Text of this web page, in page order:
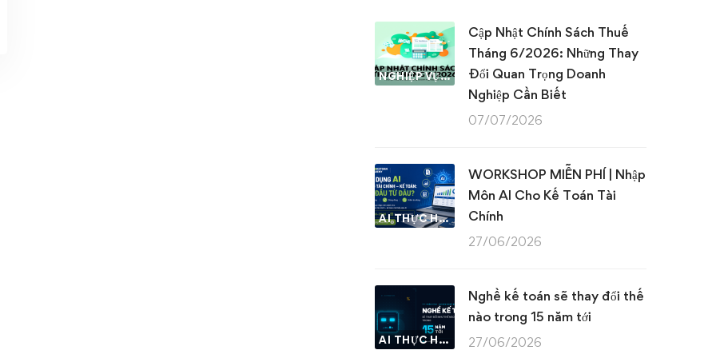
NGHIỆP VỤ KẾ TOÁN & THUẾ
Cập Nhật Chính Sách Thuế
Tháng 6/2026: Những Thay
Đổi Quan Trọng Doanh
Nghiệp Cần Biết
07/07/2026
AI THỰC HÀNH
WORKSHOP MIỄN PHÍ | Nhập
Môn AI Cho Kế Toán Tài
Chính
27/06/2026
AI THỰC HÀNH
Nghề kế toán sẽ thay đổi thế
nào trong 15 năm tới
27/06/2026